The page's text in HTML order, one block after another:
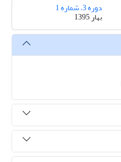
دوره 3، شماره 1
بهار 1395